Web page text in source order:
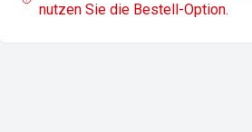
nutzen Sie die Bestell-Option.